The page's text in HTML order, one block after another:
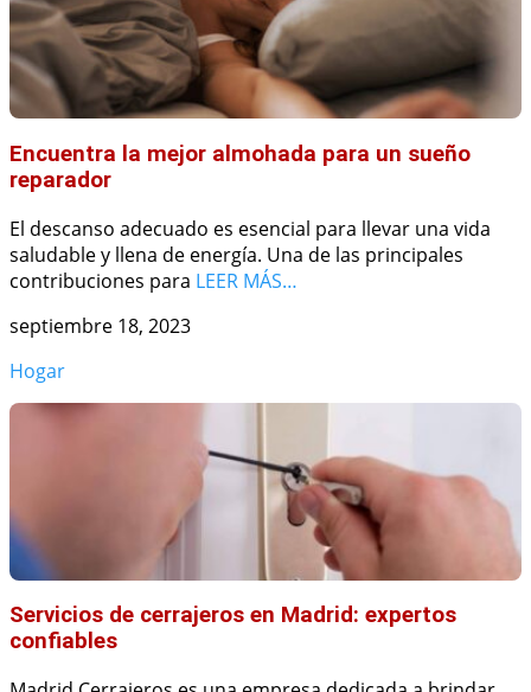
Encuentra la mejor almohada para un sueño
reparador
El descanso adecuado es esencial para llevar una vida
saludable y llena de energía. Una de las principales
contribuciones para LEER MÁS…
septiembre 18, 2023
Hogar
Servicios de cerrajeros en Madrid: expertos
confiables